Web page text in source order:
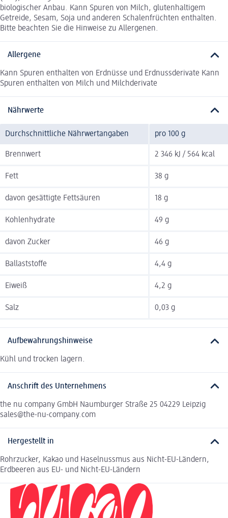
biologischer Anbau. Kann Spuren von Milch, glutenhaltigem
Getreide, Sesam, Soja und anderen Schalenfrüchten enthalten.
Bitte beachten Sie die Hinweise zu Allergenen.
Allergene
Kann Spuren enthalten von Erdnüsse und Erdnussderivate Kann
Spuren enthalten von Milch und Milchderivate
Nährwerte
Durchschnittliche Nährwertangaben pro 100 g
Brennwert 2 346 kJ / 564 kcal
Fett 38 g
davon gesättigte Fettsäuren 18 g
Kohlenhydrate 49 g
davon Zucker 46 g
Ballaststoffe 4,4 g
Eiweiß 4,2 g
Salz 0,03 g
Aufbewahrungshinweise
Kühl und trocken lagern.
Anschrift des Unternehmens
the nu company GmbH Naumburger Straße 25 04229 Leipzig
sales@the-nu-company.com
Hergestellt in
Rohrzucker, Kakao und Haselnussmus aus Nicht-EU-Ländern,
Erdbeeren aus EU- und Nicht-EU-Ländern